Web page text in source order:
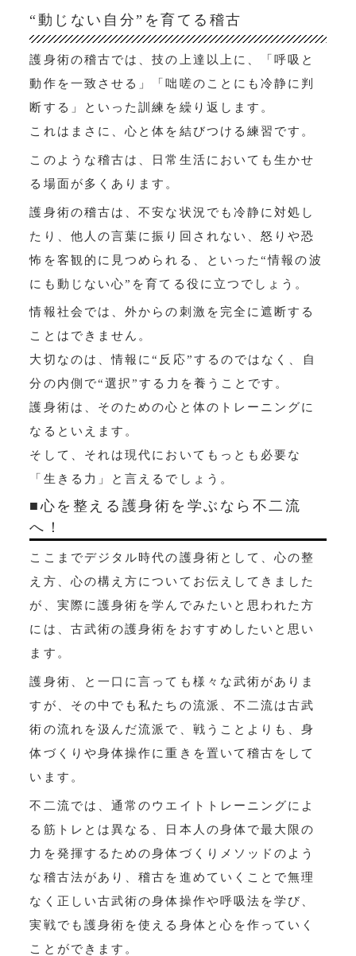
“動じない自分”を育てる稽古
護身術の稽古では、技の上達以上に、「呼吸と
動作を一致させる」「咄嗟のことにも冷静に判
断する」といった訓練を繰り返します。
これはまさに、心と体を結びつける練習です。
このような稽古は、日常生活においても生かせ
る場面が多くあります。
護身術の稽古は、不安な状況でも冷静に対処し
たり、他人の言葉に振り回されない、怒りや恐
怖を客観的に見つめられる、といった“情報の波
にも動じない心”を育てる役に立つでしょう。
情報社会では、外からの刺激を完全に遮断する
ことはできません。
大切なのは、情報に“反応”するのではなく、自
分の内側で“選択”する力を養うことです。
護身術は、そのための心と体のトレーニングに
なるといえます。
そして、それは現代においてもっとも必要な
「生きる力」と言えるでしょう。
■心を整える護身術を学ぶなら不二流
へ！
ここまでデジタル時代の護身術として、心の整
え方、心の構え方についてお伝えしてきました
が、実際に護身術を学んでみたいと思われた方
には、古武術の護身術をおすすめしたいと思い
ます。
護身術、と一口に言っても様々な武術がありま
すが、その中でも私たちの流派、不二流は古武
術の流れを汲んだ流派で、戦うことよりも、身
体づくりや身体操作に重きを置いて稽古をして
います。
不二流では、通常のウエイトトレーニングによ
る筋トレとは異なる、日本人の身体で最大限の
力を発揮するための身体づくりメソッドのよう
な稽古法があり、稽古を進めていくことで無理
なく正しい古武術の身体操作や呼吸法を学び、
実戦でも護身術を使える身体と心を作っていく
ことができます。